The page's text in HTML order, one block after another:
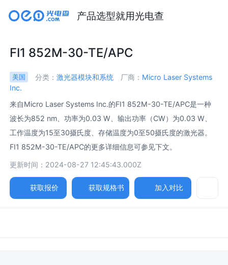
产品选型就用光电查
FI1 852M-30-TE/APC
美国 分类： 激光器模块和系统 厂商： Micro Laser Systems
Inc.
来自Micro Laser Systems Inc.的FI1 852M-30-TE/APC是一种
波长为852 nm、功率为0.03 W、输出功率（CW）为0.03 W、
工作温度为15至30摄氏度、存储温度为0至50摄氏度的激光器。
FI1 852M-30-TE/APC的更多详细信息可参见下文。
更新时间：2024-08-27 12:45:43.000Z
获取报价 获取规格书 加入对比